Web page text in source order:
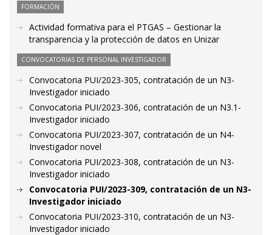
FORMACIÓN
Actividad formativa para el PTGAS – Gestionar la
transparencia y la protección de datos en Unizar
CONVOCATORIAS DE PERSONAL INVESTIGADOR
Convocatoria PUI/2023-305, contratación de un N3-
Investigador iniciado
Convocatoria PUI/2023-306, contratación de un N3.1-
Investigador iniciado
Convocatoria PUI/2023-307, contratación de un N4-
Investigador novel
Convocatoria PUI/2023-308, contratación de un N3-
Investigador iniciado
Convocatoria PUI/2023-309, contratación de un N3-
Investigador iniciado
Convocatoria PUI/2023-310, contratación de un N3-
Investigador iniciado